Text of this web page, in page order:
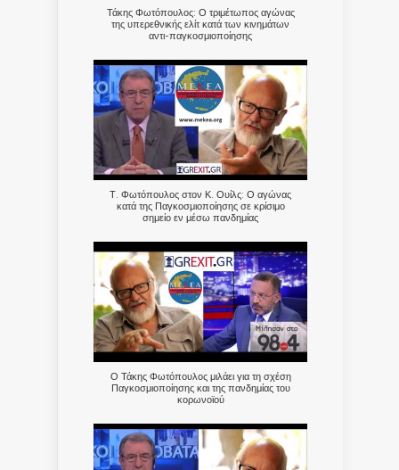
Τάκης Φωτόπουλος: Ο τριμέτωπος αγώνας
της υπερεθνικής ελίτ κατά των κινημάτων
αντι-παγκοσμιοποίησης
Τ. Φωτόπουλος στον Κ. Ουίλς: Ο αγώνας
κατά της Παγκοσμιοποίησης σε κρίσιμο
σημείο εν μέσω πανδημίας
Ο Τάκης Φωτόπουλος μιλάει για τη σχέση
Παγκοσμιοποίησης και της πανδημίας του
κορωνοϊού